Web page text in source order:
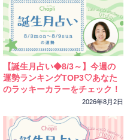
【誕生月占い◆8/3～】今週の
運勢ランキングTOP3♡あなた
のラッキーカラーをチェック！
2026年8月2日